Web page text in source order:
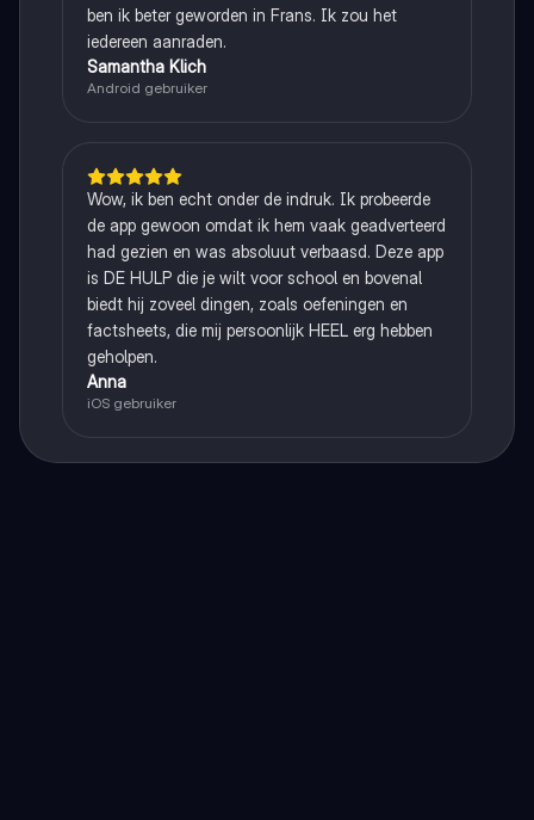
ben ik beter geworden in Frans. Ik zou het
iedereen aanraden.
Samantha Klich
Android gebruiker
Wow, ik ben echt onder de indruk. Ik probeerde
de app gewoon omdat ik hem vaak geadverteerd
had gezien en was absoluut verbaasd. Deze app
is DE HULP die je wilt voor school en bovenal
biedt hij zoveel dingen, zoals oefeningen en
factsheets, die mij persoonlijk HEEL erg hebben
geholpen.
Anna
iOS gebruiker